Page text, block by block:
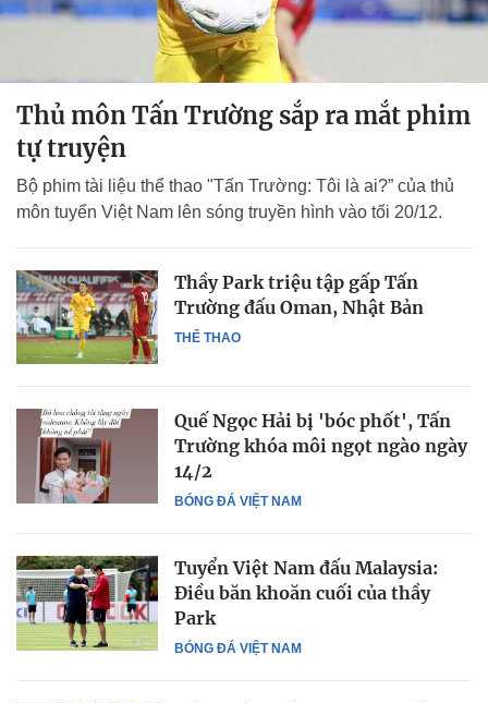
Thủ môn Tấn Trường sắp ra mắt phim
tự truyện
Bộ phim tài liệu thể thao "Tấn Trường: Tôi là ai?” của thủ
môn tuyển Việt Nam lên sóng truyền hình vào tối 20/12.
THỂ THAO
Thầy Park triệu tập gấp Tấn
Trường đấu Oman, Nhật Bản
BÓNG ĐÁ VIỆT NAM
Quế Ngọc Hải bị 'bóc phốt', Tấn
Trường khóa môi ngọt ngào ngày
14/2
BÓNG ĐÁ VIỆT NAM
Tuyển Việt Nam đấu Malaysia:
Điều băn khoăn cuối của thầy
Park